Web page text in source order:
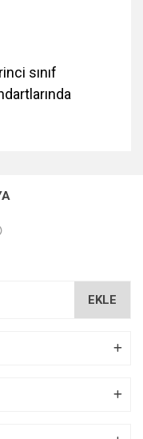
sınıf
EKLE